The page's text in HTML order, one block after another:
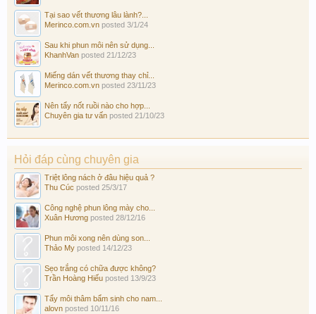
Tại sao vết thương lâu lành?...
Merinco.com.vn posted 3/1/24
Sau khi phun môi nên sử dụng...
KhanhVan posted 21/12/23
Miếng dán vết thương thay chỉ...
Merinco.com.vn posted 23/11/23
Nên tẩy nốt ruồi nào cho hợp...
Chuyên gia tư vấn posted 21/10/23
Hỏi đáp cùng chuyên gia
Triệt lông nách ở đâu hiệu quả ?
Thu Cúc posted 25/3/17
Công nghệ phun lông mày cho...
Xuân Hương posted 28/12/16
Phun môi xong nên dùng son...
Thảo My posted 14/12/23
Sẹo trắng có chữa được không?
Trần Hoàng Hiếu posted 13/9/23
Tẩy môi thâm bẩm sinh cho nam...
alovn posted 10/11/16